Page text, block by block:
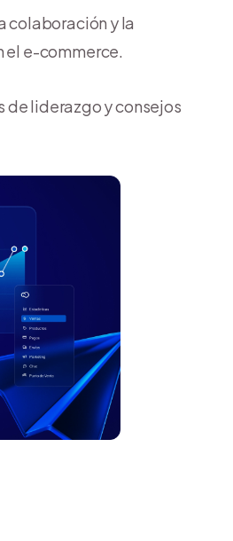
colaboración y la
el e-commerce.
de liderazgo y consejos